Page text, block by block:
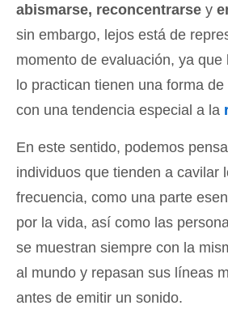
abismarse, reconcentrarse y
sin embargo, lejos está de
momento de evaluación, ya que
lo practican tienen una forma de
con una tendencia especial a la
En este sentido, podemos
individuos que tienden a cavilar
frecuencia, como una parte
por la vida, así como las
se muestran siempre con la
al mundo y repasan sus líneas
antes de emitir un sonido.